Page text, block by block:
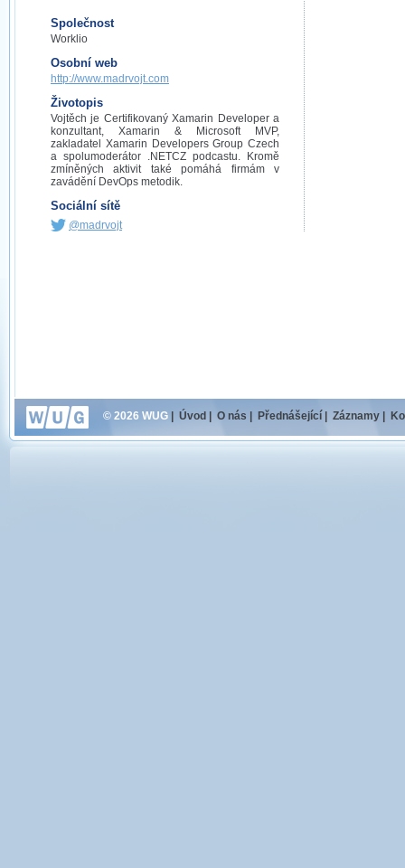
Společnost
Worklio
Osobní web
http://www.madrvojt.com
Životopis
Vojtěch je Certifikovaný Xamarin Developer a
konzultant, Xamarin & Microsoft MVP,
zakladatel Xamarin Developers Group Czech
a spolumoderátor .NETCZ podcastu. Kromě
zmíněných aktivit také pomáhá firmám v
zavádění DevOps metodik.
Sociální sítě
@madrvojt
© 2026 WUG Úvod O nás Přednášející Záznamy